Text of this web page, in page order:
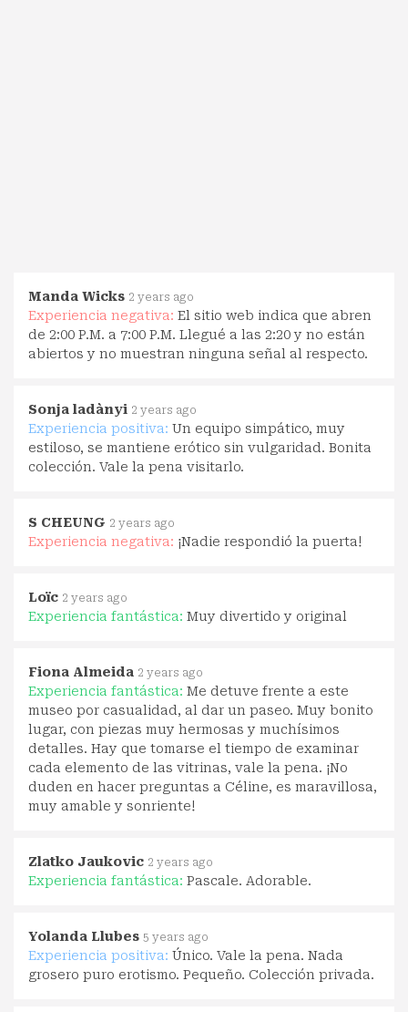
Manda Wicks 2 years ago
Experiencia negativa: El sitio web indica que abren
de 2:00 P.M. a 7:00 P.M. Llegué a las 2:20 y no están
abiertos y no muestran ninguna señal al respecto.
Sonja ladànyi 2 years ago
Experiencia positiva: Un equipo simpático, muy
estiloso, se mantiene erótico sin vulgaridad. Bonita
colección. Vale la pena visitarlo.
S CHEUNG 2 years ago
Experiencia negativa: ¡Nadie respondió la puerta!
Loïc 2 years ago
Experiencia fantástica: Muy divertido y original
Fiona Almeida 2 years ago
Experiencia fantástica: Me detuve frente a este
museo por casualidad, al dar un paseo. Muy bonito
lugar, con piezas muy hermosas y muchísimos
detalles. Hay que tomarse el tiempo de examinar
cada elemento de las vitrinas, vale la pena. ¡No
duden en hacer preguntas a Céline, es maravillosa,
muy amable y sonriente!
Zlatko Jaukovic 2 years ago
Experiencia fantástica: Pascale. Adorable.
Yolanda Llubes 5 years ago
Experiencia positiva: Único. Vale la pena. Nada
grosero puro erotismo. Pequeño. Colección privada.